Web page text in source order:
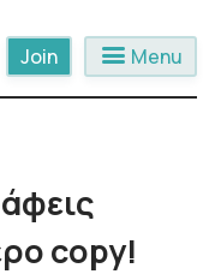
menu Menu
copy!